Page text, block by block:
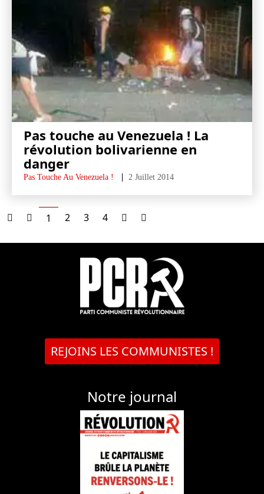
Pas touche au Venezuela ! La
révolution bolivarienne en
danger
Pas Touche Au Venezuela ! 2 Juillet 2014
1 2 3 4
REJOINS LES COMMUNISTES !
Notre journal